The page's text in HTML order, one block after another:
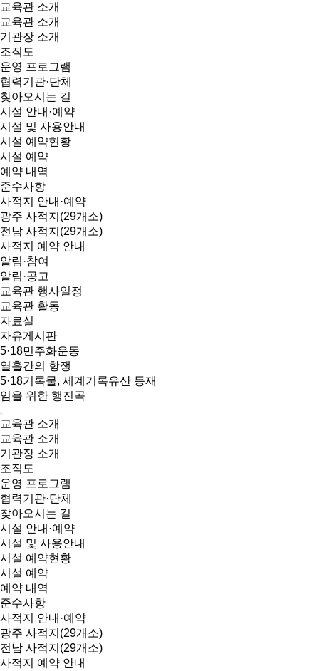
교육관 소개
교육관 소개
기관장 소개
조직도
운영 프로그램
협력기관·단체
찾아오시는 길
시설 안내·예약
시설 및 사용안내
시설 예약현황
시설 예약
예약 내역
준수사항
사적지 안내·예약
광주 사적지(29개소)
전남 사적지(29개소)
사적지 예약 안내
알림·참여
알림·공고
교육관 행사일정
교육관 활동
자료실
자유게시판
5·18민주화운동
열흘간의 항쟁
5·18기록물, 세계기록유산 등재
임을 위한 행진곡
교육관 소개
교육관 소개
기관장 소개
조직도
운영 프로그램
협력기관·단체
찾아오시는 길
시설 안내·예약
시설 및 사용안내
시설 예약현황
시설 예약
예약 내역
준수사항
사적지 안내·예약
광주 사적지(29개소)
전남 사적지(29개소)
사적지 예약 안내